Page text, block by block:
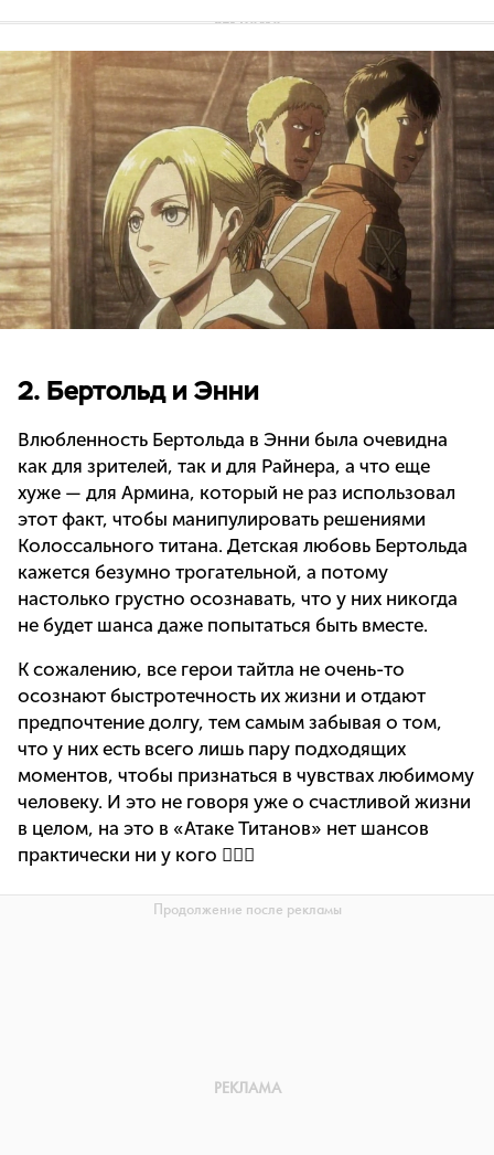
2. Бертольд и Энни
Влюбленность Бертольда в Энни была очевидна
как для зрителей, так и для Райнера, а что еще
хуже — для Армина, который не раз использовал
этот факт, чтобы манипулировать решениями
Колоссального титана. Детская любовь Бертольда
кажется безумно трогательной, а потому
настолько грустно осознавать, что у них никогда
не будет шанса даже попытаться быть вместе.
К сожалению, все герои тайтла не очень-то
осознают быстротечность их жизни и отдают
предпочтение долгу, тем самым забывая о том,
что у них есть всего лишь пару подходящих
моментов, чтобы признаться в чувствах любимому
человеку. И это не говоря уже о счастливой жизни
в целом, на это в «Атаке Титанов» нет шансов
практически ни у кого 🤷🏻‍♀️